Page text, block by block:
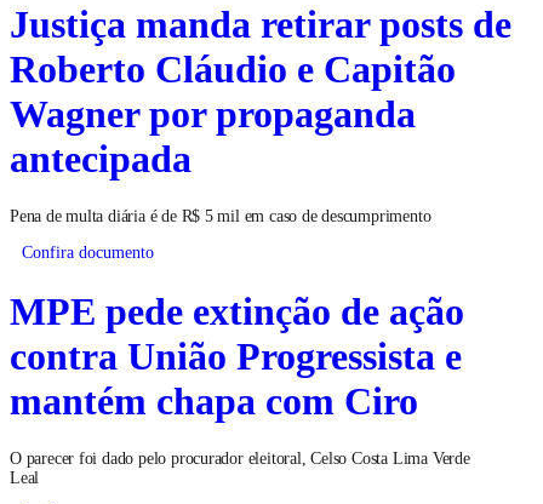
Justiça manda retirar posts de
Roberto Cláudio e Capitão
Wagner por propaganda
antecipada
Pena de multa diária é de R$ 5 mil em caso de descumprimento
Confira documento
MPE pede extinção de ação
contra União Progressista e
mantém chapa com Ciro
O parecer foi dado pelo procurador eleitoral, Celso Costa Lima Verde
Leal